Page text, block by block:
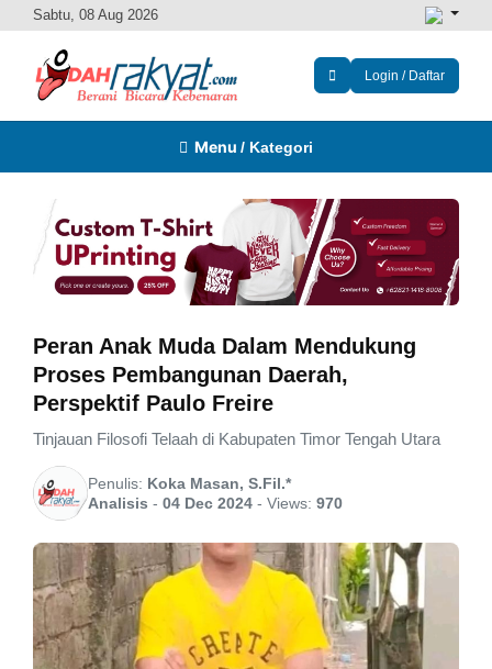
Sabtu, 08 Aug 2026
Login / Daftar
Menu / Kategori
Peran Anak Muda Dalam Mendukung
Proses Pembangunan Daerah,
Perspektif Paulo Freire
Tinjauan Filosofi Telaah di Kabupaten Timor Tengah Utara
Penulis: Koka Masan, S.Fil.*
Analisis - 04 Dec 2024 - Views: 970